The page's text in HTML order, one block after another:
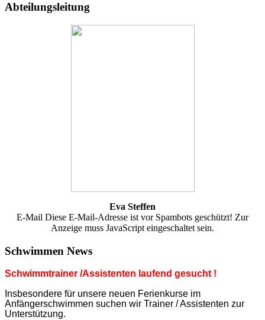
Abteilungsleitung
Eva Steffen
E-Mail Diese E-Mail-Adresse ist vor Spambots geschützt! Zur
Anzeige muss JavaScript eingeschaltet sein.
Schwimmen News
Schwimmtrainer /Assistenten laufend gesucht !
Insbesondere für unsere neuen Ferienkurse im
Anfängerschwimmen suchen wir Trainer / Assistenten zur
Unterstützung.